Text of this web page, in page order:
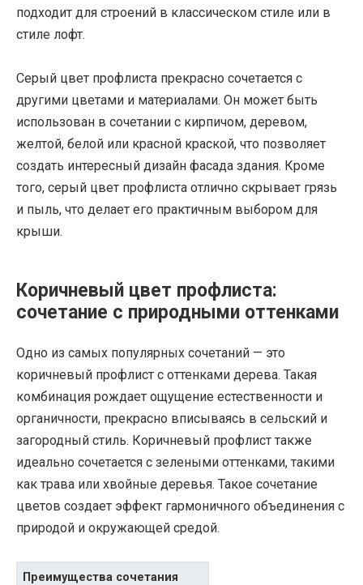
подходит для строений в классическом стиле или в
стиле лофт.
Серый цвет профлиста прекрасно сочетается с
другими цветами и материалами. Он может быть
использован в сочетании с кирпичом, деревом,
желтой, белой или красной краской, что позволяет
создать интересный дизайн фасада здания. Кроме
того, серый цвет профлиста отлично скрывает грязь
и пыль, что делает его практичным выбором для
крыши.
Коричневый цвет профлиста:
сочетание с природными оттенками
Одно из самых популярных сочетаний — это
коричневый профлист с оттенками дерева. Такая
комбинация рождает ощущение естественности и
органичности, прекрасно вписываясь в сельский и
загородный стиль. Коричневый профлист также
идеально сочетается с зелеными оттенками, такими
как трава или хвойные деревья. Такое сочетание
цветов создает эффект гармоничного объединения с
природой и окружающей средой.
Преимущества сочетания